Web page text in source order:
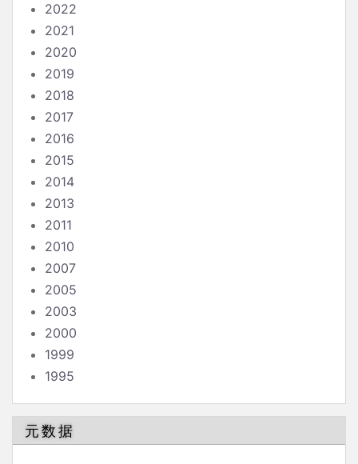
2022
2021
2020
2019
2018
2017
2016
2015
2014
2013
2011
2010
2007
2005
2003
2000
1999
1995
元数据